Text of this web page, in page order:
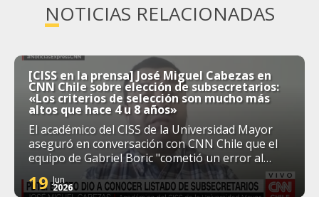
NOTICIAS RELACIONADAS
[CISS en la prensa] José Miguel Cabezas en
CNN Chile sobre elección de subsecretarios:
«Los criterios de selección son mucho más
altos que hace 4 u 8 años»
El académico del CISS de la Universidad Mayor
aseguró en conversación con CNN Chile que el
equipo de Gabriel Boric "cometió un error al
apresurarse tanto y poner fechas tentativas o
tan prontas para entregar las nóminas". En esa
19 Jun
2026